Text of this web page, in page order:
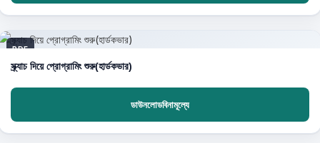
PDF
স্ক্র্যাচ দিয়ে প্রোগ্রামিং শুরু(হার্ডকভার)
ডাউনলোডবিনামূল্যে